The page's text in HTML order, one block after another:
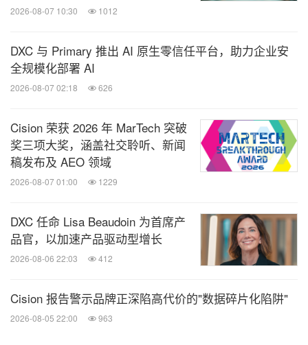
2026-08-07 10:30 1012
DXC 与 Primary 推出 AI 原生零信任平台，助力企业安
全规模化部署 AI
2026-08-07 02:18 626
Cision 荣获 2026 年 MarTech 突破
奖三项大奖，涵盖社交聆听、新闻
稿发布及 AEO 领域
2026-08-07 01:00 1229
DXC 任命 Lisa Beaudoin 为首席产
品官，以加速产品驱动型增长
2026-08-06 22:03 412
Cision 报告警示品牌正深陷高代价的"数据碎片化陷阱"
2026-08-05 22:00 963